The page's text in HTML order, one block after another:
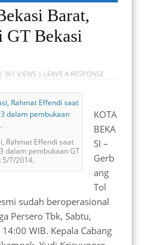
Barat,
GT Bekasi
| 361 VIEWS | LEAVE A RESPONSE
Rahmat Effendi saat
dalam pembukaan GT
5/7/2014.
KOTA
BEKA
SI –
Gerb
ang
Tol
sudah beroperasional
Persero Tbk, Sabtu,
WIB. Kepala Cabang